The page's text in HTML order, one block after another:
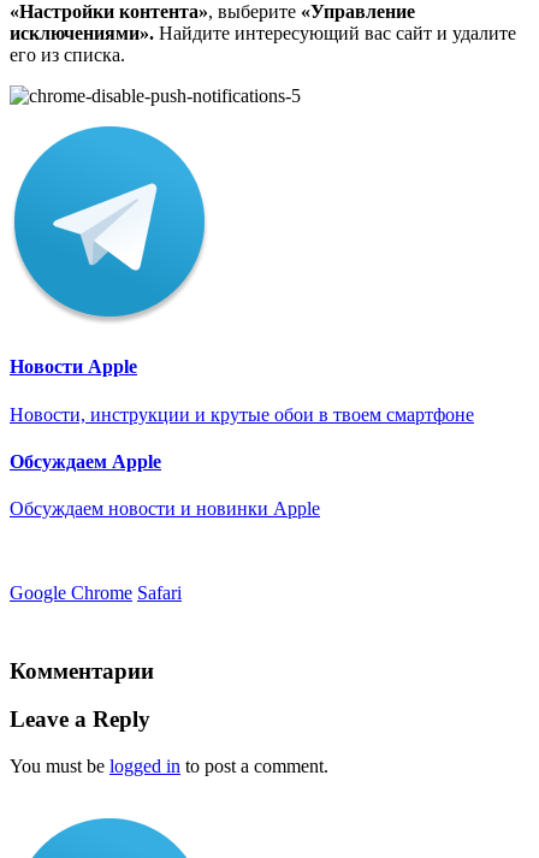
«Настройки контента», выберите «Управление
исключениями». Найдите интересующий вас сайт и удалите
его из списка.
Новости Apple
Новости, инструкции и крутые обои в твоем смартфоне
Обсуждаем Apple
Обсуждаем новости и новинки Apple
Google Chrome Safari
Комментарии
Leave a Reply
You must be logged in to post a comment.